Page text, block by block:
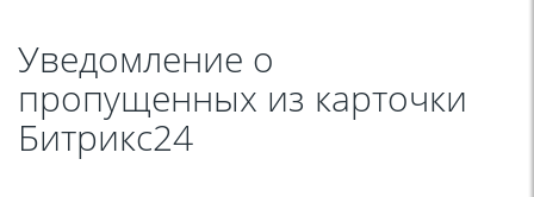
Уведомление о
пропущенных из карточки
Битрикс24